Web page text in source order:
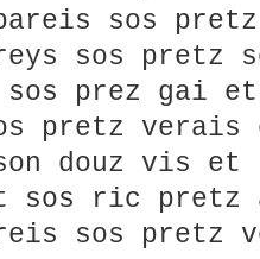
sos
sos pretz
prez gai
pretz verais
douz vis et
sos ric pretz
sos pretz